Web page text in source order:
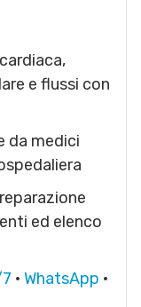
e flussi con
da medici
ed elenco
· WhatsApp ·